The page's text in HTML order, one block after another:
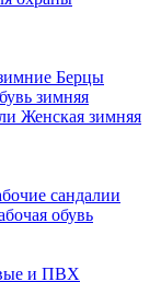
Берцы
зимняя
Женская зимняя
сандалии
обувь
и ПВХ